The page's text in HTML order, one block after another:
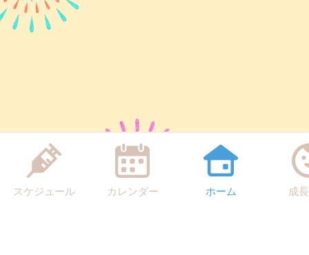
スケジュール カレンダー ホーム 成